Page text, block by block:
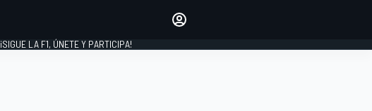
¡SIGUE LA F1, ÚNETE Y PARTICIPA!